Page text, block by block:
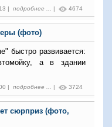
| подробнее ... | 4674
(фото)
быстро развивается:
а в здании
| подробнее ... | 3724
сюрприз (фото,